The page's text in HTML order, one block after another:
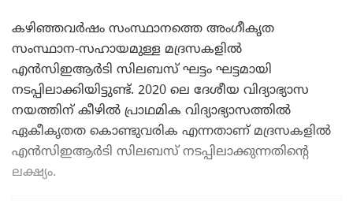
കഴിഞ്ഞവർഷം സംസ്ഥാനത്തെ അംഗീകൃത
സംസ്ഥാന-സഹായമുള്ള മദ്രസകളിൽ
എൻ‌സി‌ഇ‌ആർ‌ടി സിലബസ് ഘട്ടം ഘട്ടമായി
നടപ്പിലാക്കിയിട്ടുണ്ട്. 2020 ലെ ദേശീയ വിദ്യാഭ്യാസ
നയത്തിന് കീഴിൽ പ്രാഥമിക വിദ്യാഭ്യാസത്തിൽ
ഏകീകൃതത കൊണ്ടുവരിക എന്നതാണ് മദ്രസകളിൽ
എൻ‌സി‌ഇ‌ആർ‌ടി സിലബസ് നടപ്പിലാക്കുന്നതിന്റെ
ലക്ഷ്യം.